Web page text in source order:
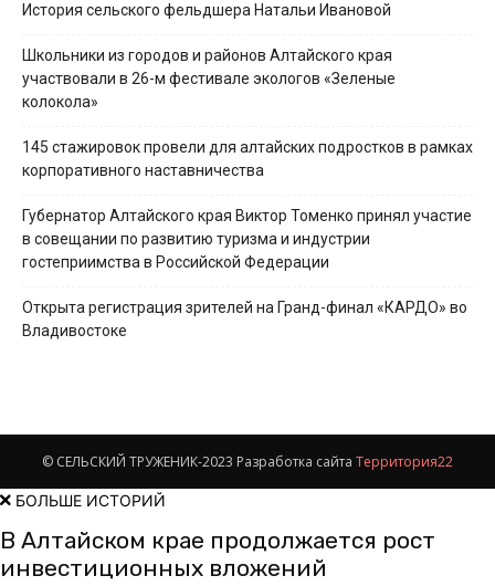
История сельского фельдшера Натальи Ивановой
Школьники из городов и районов Алтайского края
участвовали в 26-м фестивале экологов «Зеленые
колокола»
145 стажировок провели для алтайских подростков в рамках
корпоративного наставничества
Губернатор Алтайского края Виктор Томенко принял участие
в совещании по развитию туризма и индустрии
гостеприимства в Российской Федерации
Открыта регистрация зрителей на Гранд-финал «КАРДО» во
Владивостоке
© СЕЛЬСКИЙ ТРУЖЕНИК-2023 Разработка сайта Территория22
БОЛЬШЕ ИСТОРИЙ
В Алтайском крае продолжается рост
инвестиционных вложений